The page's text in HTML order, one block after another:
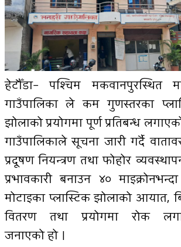
हेटौँडा– पश्चिम मकवानपुरस्थित
गाउँपालिका ले कम गुणस्तरका
झोलाको प्रयोगमा पूर्ण प्रतिबन्ध
गाउँपालिकाले सूचना जारी गर्दै
प्रदूषण नियन्त्रण तथा फोहोर
प्रभावकारी बनाउन ४०
मोटाइका प्लास्टिक झोलाको आयात,
वितरण तथा प्रयोगमा रोक
जनाएको हो ।